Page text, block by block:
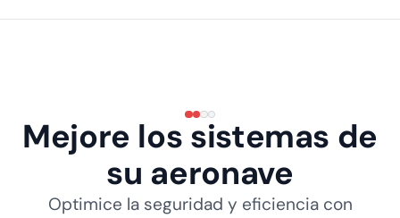
Mejore los sistemas de
su aeronave
Optimice la seguridad y eficiencia con